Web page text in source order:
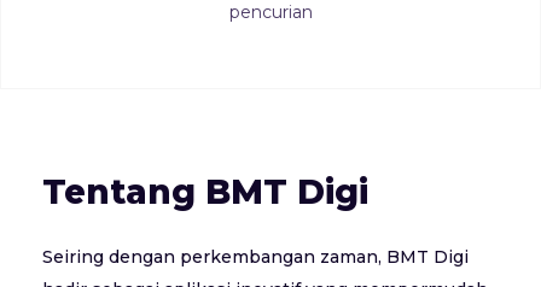
pencurian
Tentang BMT Digi
Seiring dengan perkembangan zaman, BMT Digi